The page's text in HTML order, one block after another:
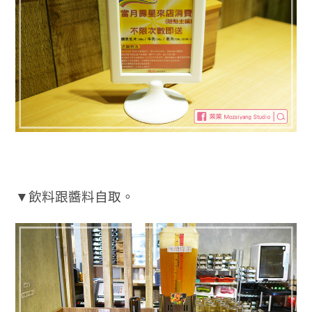
▼飲料跟醬料自取。